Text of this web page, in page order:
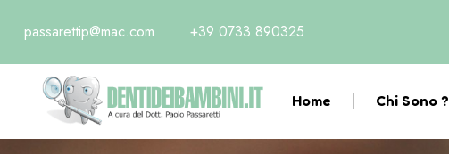
passarettip@mac.com +39 0733 890325
Home Chi Sono ?